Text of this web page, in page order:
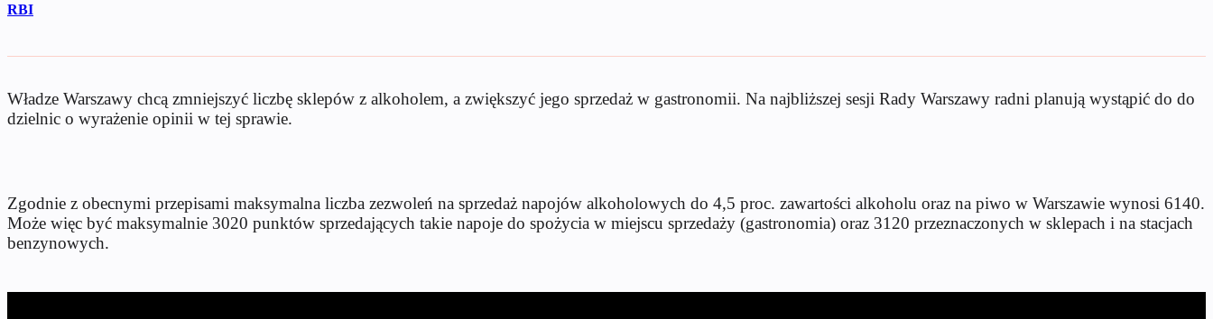
RBI
Władze Warszawy chcą zmniejszyć liczbę sklepów z alkoholem, a zwiększyć jego sprzedaż w gastronomii. Na najbliższej sesji Rady Warszawy radni planują wystąpić do do
dzielnic o wyrażenie opinii w tej sprawie.
Zgodnie z obecnymi przepisami maksymalna liczba zezwoleń na sprzedaż napojów alkoholowych do 4,5 proc. zawartości alkoholu oraz na piwo w Warszawie wynosi 6140.
Może więc być maksymalnie 3020 punktów sprzedających takie napoje do spożycia w miejscu sprzedaży (gastronomia) oraz 3120 przeznaczonych w sklepach i na stacjach
benzynowych.